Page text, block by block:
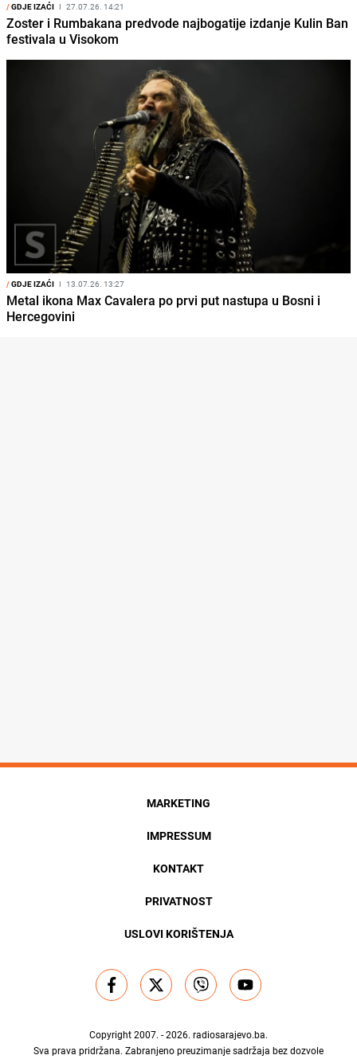
/GDJE IZAĆI I 27.07.26. 14:21
Zoster i Rumbakana predvode najbogatije izdanje Kulin Ban
festivala u Visokom
/GDJE IZAĆI I 13.07.26. 13:27
Metal ikona Max Cavalera po prvi put nastupa u Bosni i
Hercegovini
MARKETING
IMPRESSUM
KONTAKT
PRIVATNOST
USLOVI KORIŠTENJA
Copyright 2007. - 2026. radiosarajevo.ba.
Sva prava pridržana. Zabranjeno preuzimanje sadržaja bez dozvole